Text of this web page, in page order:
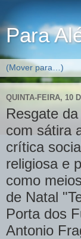
Para
QUINTA-FEIRA, 10
Resgate
com sátira
crítica
religiosa e
como
de Natal
Porta dos
Antonio